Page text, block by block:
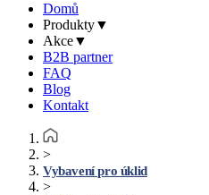
Domů
Produkty▼
Akce▼
B2B partner
FAQ
Blog
Kontakt
>
Vybavení pro úklid
>